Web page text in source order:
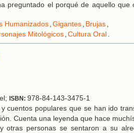
preguntado el porqué de aquello que
Humanizados,Gigantes, Brujas,
Mitológicos,Cultura Oral.
ISBN: 978-84-143-3475-1
cuentos populares que se han ido
Cuenta una leyenda que hace
otras personas se sentaron a su